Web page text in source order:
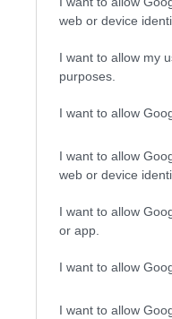
web or device
I want to allow my
purposes.
I want to allow
I want to allow
web or device
I want to allow
or app.
I want to allow
I want to allow